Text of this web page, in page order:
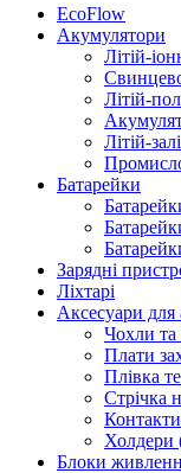
EcoFlow
Акумулятори
Літій-
Літій-
Літій-
Батарейки
Зарядні
Ліхтарі
Аксесуари для
Чохли та
Плати
Плівка
Стрічка
Холдери
Блоки